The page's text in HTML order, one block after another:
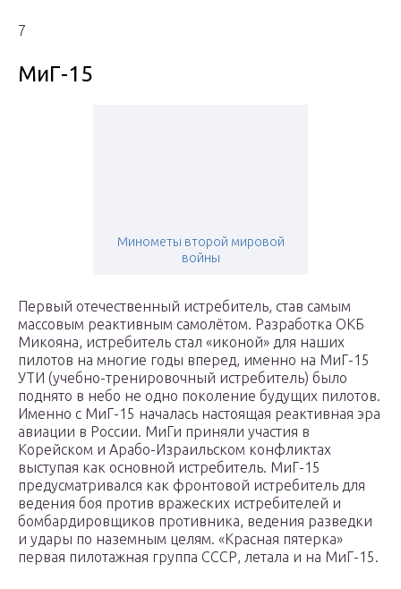
7
МиГ-15
Минометы второй мировой
войны
Первый отечественный истребитель, став самым
массовым реактивным самолётом. Разработка ОКБ
Микояна, истребитель стал «иконой» для наших
пилотов на многие годы вперед, именно на МиГ-15
УТИ (учебно-тренировочный истребитель) было
поднято в небо не одно поколение будущих пилотов.
Именно с МиГ-15 началась настоящая реактивная эра
авиации в России. МиГи приняли участия в
Корейском и Арабо-Израильском конфликтах
выступая как основной истребитель. МиГ-15
предусматривался как фронтовой истребитель для
ведения боя против вражеских истребителей и
бомбардировщиков противника, ведения разведки
и удары по наземным целям. «Красная пятерка»
первая пилотажная группа СССР, летала и на МиГ-15.